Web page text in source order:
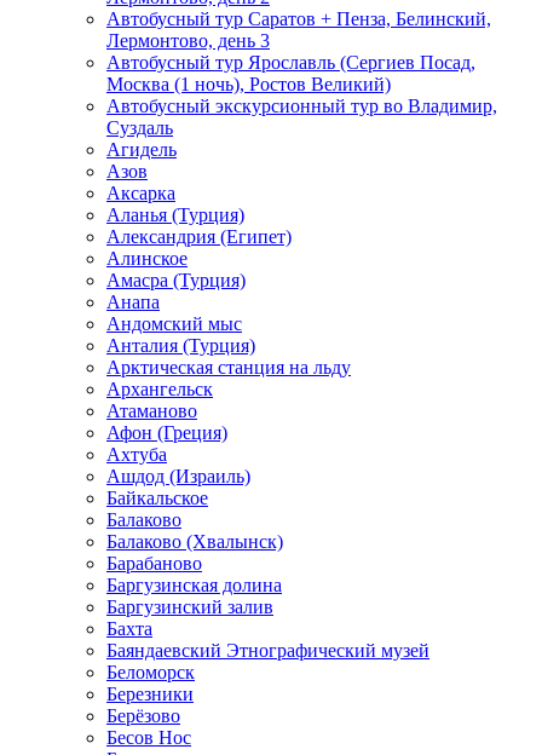
Автобусный тур Саратов + Пенза, Белинский,
Лермонтово, день 3
Автобусный тур Ярославль (Сергиев Посад,
Москва (1 ночь), Ростов Великий)
Автобусный экскурсионный тур во Владимир,
Суздаль
Агидель
Азов
Аксарка
Аланья (Турция)
Александрия (Египет)
Алинское
Амасра (Турция)
Анапа
Андомский мыс
Анталия (Турция)
Арктическая станция на льду
Архангельск
Атаманово
Афон (Греция)
Ахтуба
Ашдод (Израиль)
Байкальское
Балаково
Балаково (Хвалынск)
Барабаново
Баргузинская долина
Баргузинский залив
Бахта
Баяндаевский Этнографический музей
Беломорск
Березники
Берёзово
Бесов Нос